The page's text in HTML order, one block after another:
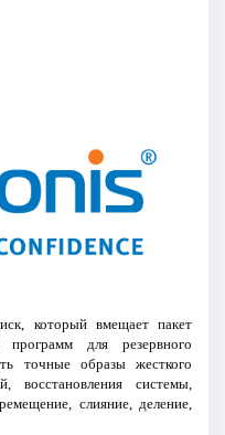
который вмещает пакет
программ для резервного
точные образы жесткого
восстановления системы,
слияние, деление,